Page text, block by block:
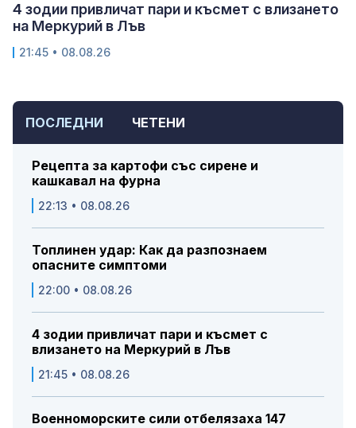
ПОСЛЕДНИ ЧЕТЕНИ
Рецепта за картофи със сирене и
кашкавал на фурна
22:13 • 08.08.26
Топлинен удар: Как да разпознаем
опасните симптоми
22:00 • 08.08.26
4 зодии привличат пари и късмет с
влизането на Меркурий в Лъв
21:45 • 08.08.26
Военноморските сили отбелязаха 147
4 зодии привличат пари и късмет с влизането
на Меркурий в Лъв
21:45 • 08.08.26